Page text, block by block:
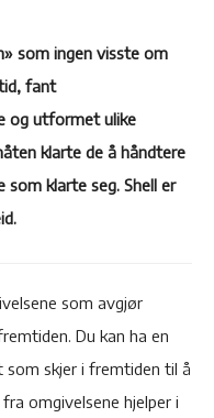
som ingen visste om
fant
og utformet ulike
klarte de å håndtere
som klarte seg. Shell er
som avgjør
Du kan ha en
skjer i fremtiden til å
omgivelsene hjelper i